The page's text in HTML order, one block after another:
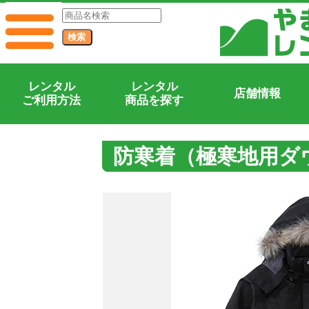
レンタル
ご利用方法
レンタル
商品を探す
店舗情報
防寒着（極寒地用ダ